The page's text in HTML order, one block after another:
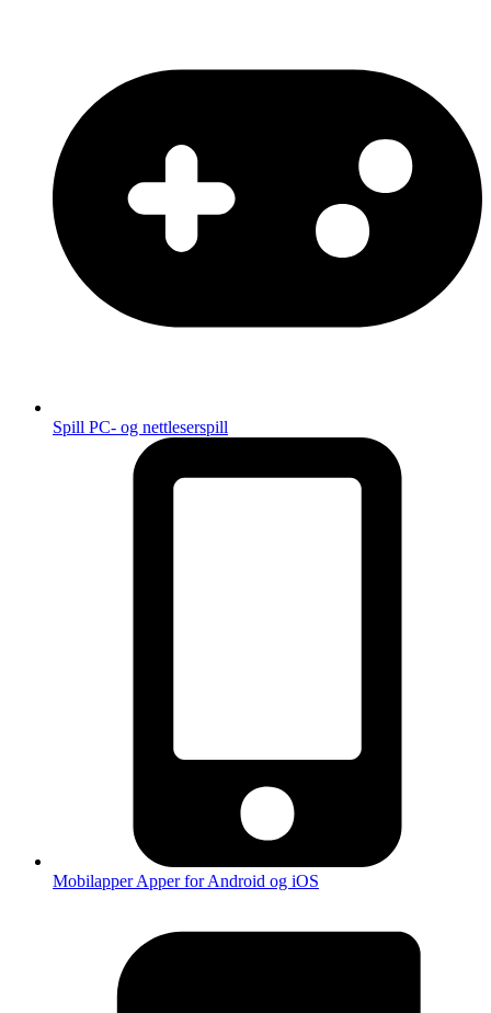
Spill PC- og nettleserspill
MobilapperApper for Android og iOS